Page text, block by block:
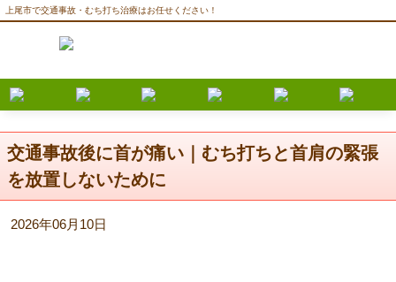
上尾市で交通事故・むち打ち治療はお任せください！
交通事故後に首が痛い｜むち打ちと首肩の緊張
を放置しないために
2026年06月10日